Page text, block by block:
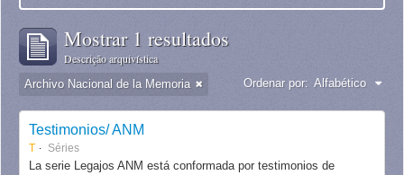
Mostrar 1 resultados
Descrição arquivística
Archivo Nacional de la Memoria Ordenar por: Alfabético
Testimonios/ ANM
T Séries
La serie Legajos ANM está conformada por testimonios de